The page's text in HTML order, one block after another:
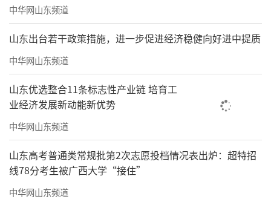
中华网山东频道
山东出台若干政策措施，进一步促进经济稳健向好进中提质
中华网山东频道
山东优选整合11条标志性产业链 培育工
业经济发展新动能新优势
中华网山东频道
山东高考普通类常规批第2次志愿投档情况表出炉：超特招
线78分考生被广西大学“接住”
中华网山东频道